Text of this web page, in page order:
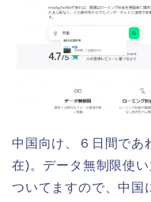
中国向け、６日間で
在)。データ無制限使
ついてますので、中国